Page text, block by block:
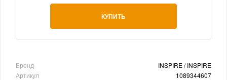
КУПИТЬ
Бренд
INSPIRE / INSPIRE
Артикул
1089344607